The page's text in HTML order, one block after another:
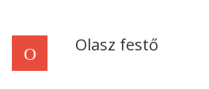
O Olasz festő